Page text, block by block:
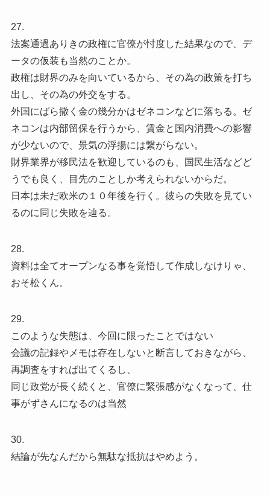
27.
法案通過ありきの政権に官僚が忖度した結果なので、デ
ータの仮装も当然のことか。
政権は財界のみを向いているから、その為の政策を打ち
出し、その為の外交をする。
外国にばら撒く金の幾分かはゼネコンなどに落ちる。ゼ
ネコンは内部留保を行うから、賃金と国内消費への影響
が少ないので、景気の浮揚には繋がらない。
財界業界が移民法を歓迎しているのも、国民生活などど
うでも良く、目先のことしか考えられないからだ。
日本は未だ欧米の１０年後を行く。彼らの失敗を見てい
るのに同じ失敗を辿る。
28.
資料は全てオープンなる事を覚悟して作成しなけりゃ、
おそ松くん。
29.
このような失態は、今回に限ったことではない
会議の記録やメモは存在しないと断言しておきながら、
再調査をすれば出てくるし、
同じ政党が長く続くと、官僚に緊張感がなくなって、仕
事がずさんになるのは当然
30.
結論が先なんだから無駄な抵抗はやめよう。